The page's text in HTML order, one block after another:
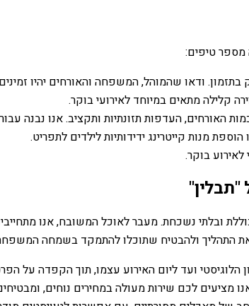
מספר טיפים:
בתזמון. ודאו שהמוהל, המשפחה והאורחים יהיו
קלילה מתאים במיוחד לאירועי בוקר.
האורחים, העדפות תזונתיות ותקציב. אנו נבנה
מנות קייטרינג ידידותיות לילדים לתפריט.
לאירוע בוקר.
כוללת ובלתי נשכחת. מעבר לאוכל המשובח, אנו
התהליך ולהבטיח שתוכלו להתמקד בשמחה
ועד ליום האירוע עצמו, תוך הקפדה על
מציעים לכם שירות מעולה במחירים נוחים,